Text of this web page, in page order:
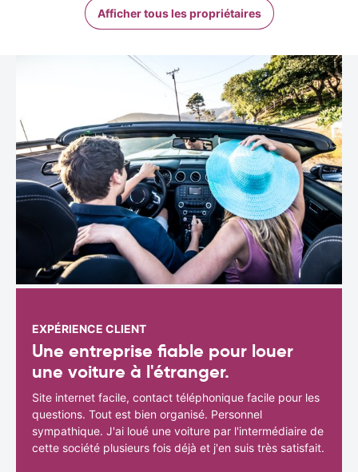
Afficher tous les propriétaires
EXPÉRIENCE CLIENT
Une entreprise fiable pour louer
une voiture à l'étranger.
Site internet facile, contact téléphonique facile pour les
questions. Tout est bien organisé. Personnel
sympathique. J'ai loué une voiture par l'intermédiaire de
cette société plusieurs fois déjà et j'en suis très satisfait.